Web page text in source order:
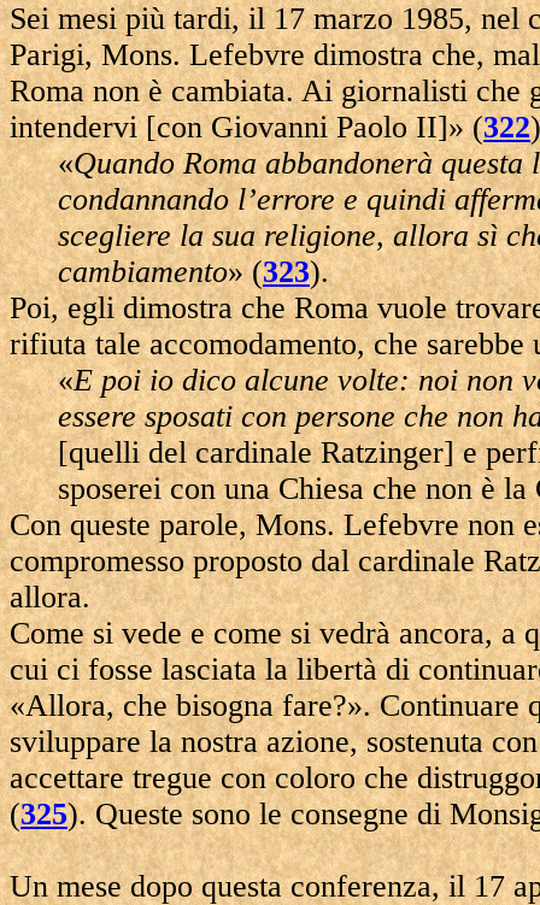
Sei mesi più tardi, il 17 marzo 1985, nel
Parigi, Mons. Lefebvre dimostra che,
Roma non è cambiata. Ai giornalisti che
intendervi [con Giovanni Paolo II]» (322
«Quando Roma abbandonerà
condannando l’errore e quindi
scegliere la sua religione, allora sì
cambiamento» (323).
Poi, egli dimostra che Roma vuole
rifiuta tale accomodamento, che sarebbe
«E poi io dico alcune volte: noi non
essere sposati con persone che non
[quelli del cardinale Ratzinger] e
sposerei con una Chiesa che non è
Con queste parole, Mons. Lefebvre non
compromesso proposto dal cardinale
allora.
Come si vede e come si vedrà ancora, a
cui ci fosse lasciata la libertà di
«Allora, che bisogna fare?». Continuare
sviluppare la nostra azione, sostenuta
accettare tregue con coloro che
(325). Queste sono le consegne di
Un mese dopo questa conferenza, il 17